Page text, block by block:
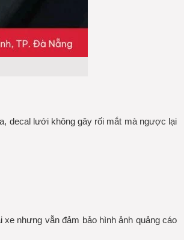
decal lưới không gây rối mắt mà ngược lại
nhưng vẫn đảm bảo hình ảnh quảng cáo